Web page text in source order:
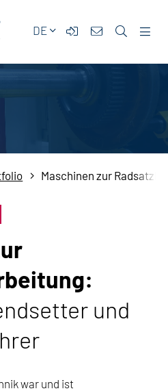
DE
Maschinen zur
und
war und ist